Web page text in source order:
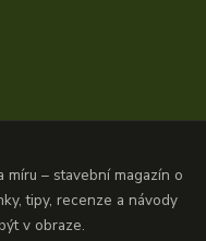
– stavební magazín o
tipy, recenze a návody
v obraze.